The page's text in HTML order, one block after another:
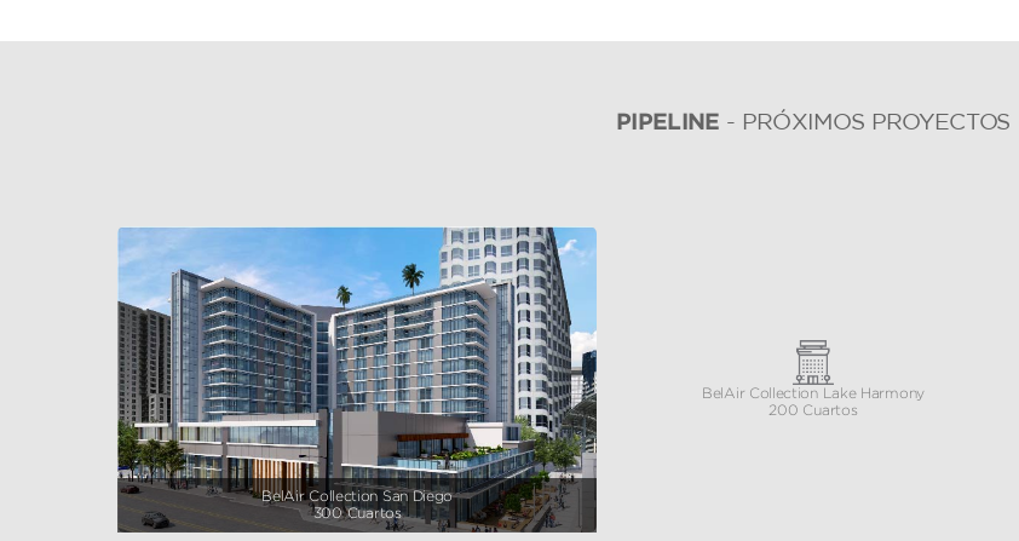
PIPELINE - PRÓXIMOS PROYECTOS
BelAir Collection San Diego
300 Cuartos
BelAir Collection Lake Harmony
200 Cuartos